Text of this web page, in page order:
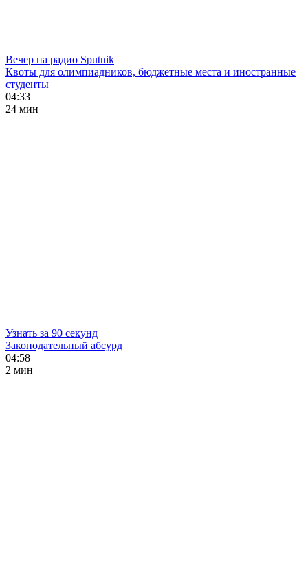
Вечер на радио Sputnik
Квоты для олимпиадников, бюджетные места и иностранные
студенты
04:33
24 мин
Узнать за 90 секунд
Законодательный абсурд
04:58
2 мин